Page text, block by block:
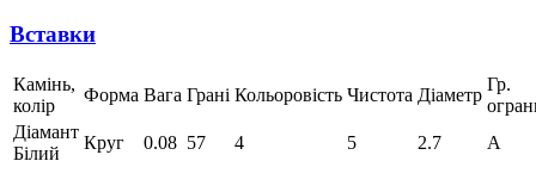
Вставки
Камінь,
колір
Форма Вага Грані Кольоровість Чистота Діаметр
Гр.
Діамант
Білий
Круг 0.08 57 4 5 2.7 А